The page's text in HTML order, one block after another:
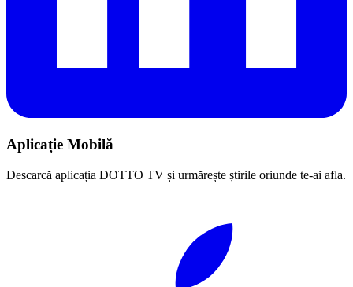
Aplicație Mobilă
Descarcă aplicația DOTTO TV și urmărește știrile oriunde te-ai afla.